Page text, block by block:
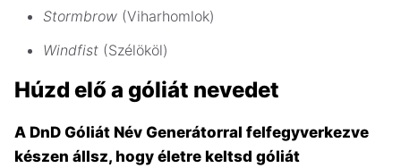
Stormbrow (Viharhomlok)
Windfist (Szélököl)
Húzd elő a góliát nevedet
A DnD Góliát Név Generátorral felfegyverkezve
készen állsz, hogy életre keltsd góliát